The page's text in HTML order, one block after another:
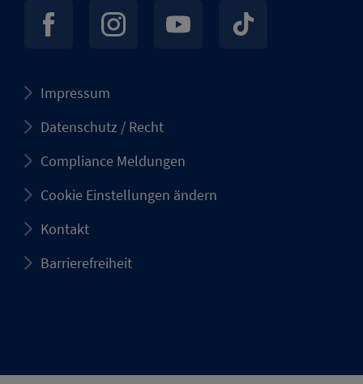
Impressum
Datenschutz / Recht
Compliance Meldungen
Cookie Einstellungen ändern
Kontakt
Barrierefreiheit